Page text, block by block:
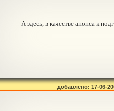
А здесь, в качестве анонса к
добавлено: 17-06-